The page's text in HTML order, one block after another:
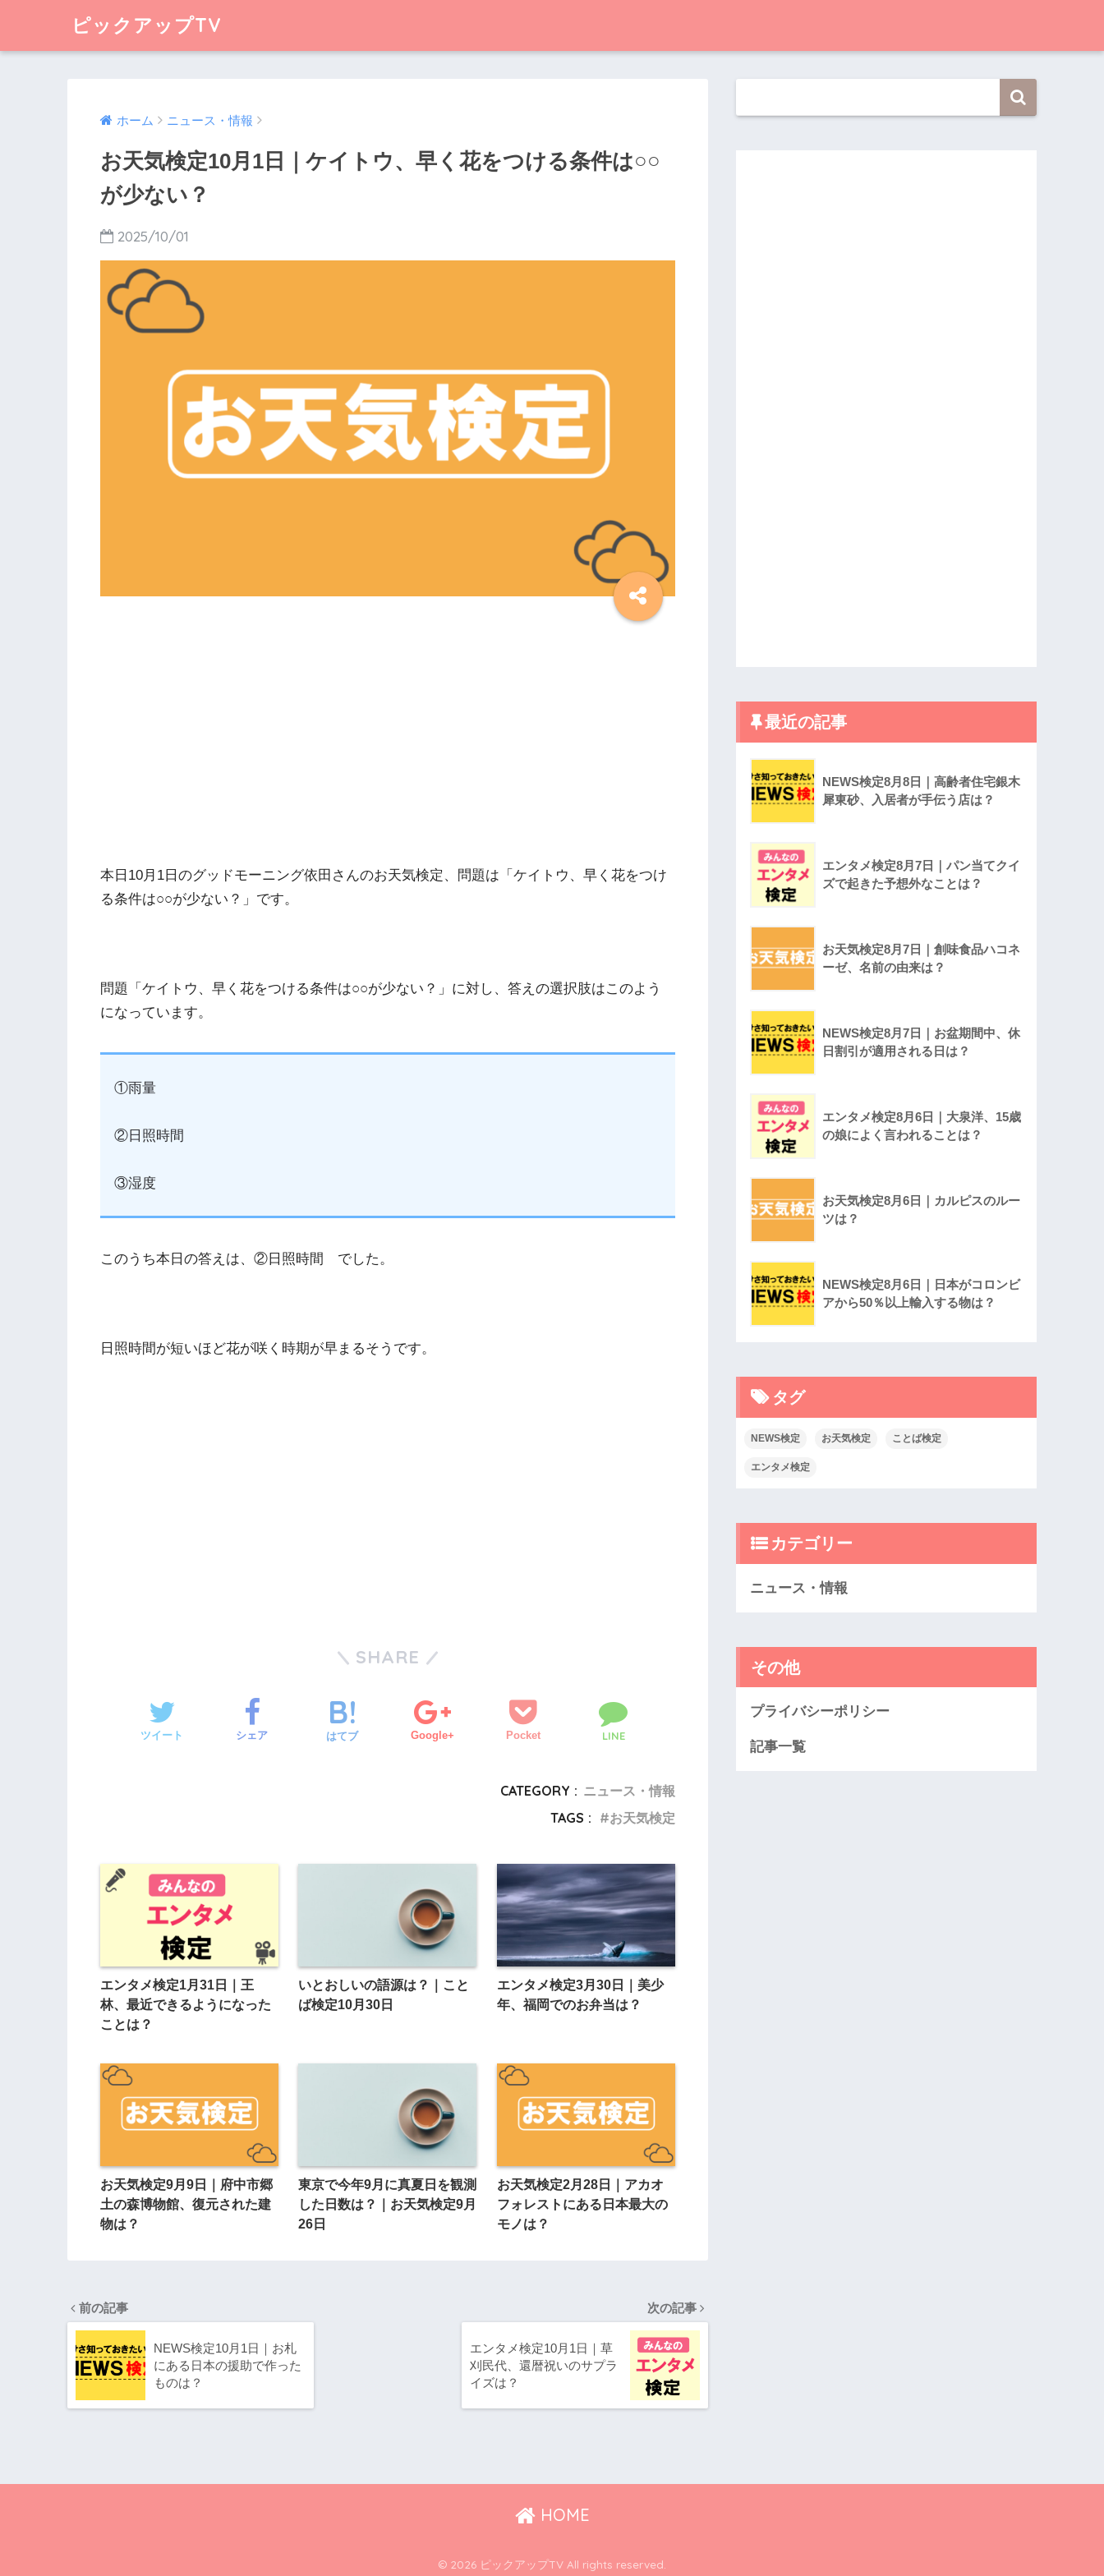
ピックアップTV
ホーム ニュース・情報
お天気検定10月1日｜ケイトウ、早く花をつける条件は○○
が少ない？
2025/10/01
本日10月1日のグッドモーニング依田さんのお天気検定、問題は「ケイトウ、早く花をつけ
る条件は○○が少ない？」です。
問題「ケイトウ、早く花をつける条件は○○が少ない？」に対し、答えの選択肢はこのよう
になっています。
①雨量
②日照時間
③湿度
このうち本日の答えは、②日照時間 でした。
日照時間が短いほど花が咲く時期が早まるそうです。
SHARE
ツイート シェア はてブ Google+ Pocket LINE
CATEGORY : ニュース・情報
TAGS :
お天気検定
エンタメ検定1月31日｜王
林、最近できるようになった
ことは？
いとおしいの語源は？｜こと
ば検定10月30日
エンタメ検定3月30日｜美少
年、福岡でのお弁当は？
お天気検定9月9日｜府中市郷
土の森博物館、復元された建
物は？
東京で今年9月に真夏日を観測
した日数は？｜お天気検定9月
26日
お天気検定2月28日｜アカオ
フォレストにある日本最大の
モノは？
前の記事
NEWS検定10月1日｜お札
にある日本の援助で作った
ものは？
次の記事
エンタメ検定10月1日｜草
刈民代、還暦祝いのサプラ
イズは？
最近の記事
NEWS検定8月8日｜高齢者住宅銀木
犀東砂、入居者が手伝う店は？
エンタメ検定8月7日｜パン当てクイ
ズで起きた予想外なことは？
お天気検定8月7日｜創味食品ハコネ
ーゼ、名前の由来は？
NEWS検定8月7日｜お盆期間中、休
日割引が適用される日は？
エンタメ検定8月6日｜大泉洋、15歳
の娘によく言われることは？
お天気検定8月6日｜カルピスのルー
ツは？
NEWS検定8月6日｜日本がコロンビ
アから50％以上輸入する物は？
タグ
NEWS検定 お天気検定 ことば検定
エンタメ検定
カテゴリー
ニュース・情報
その他
プライバシーポリシー
記事一覧
HOME
© 2026 ピックアップTV All rights reserved.